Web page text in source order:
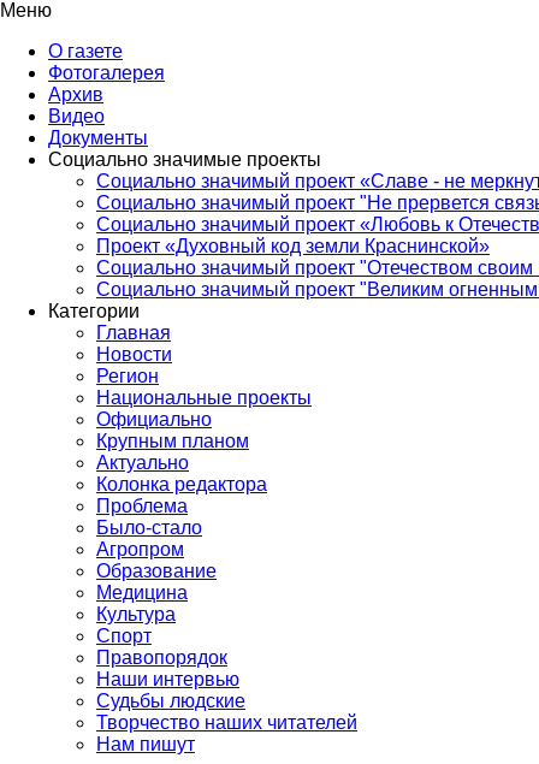
Меню
О газете
Фотогалерея
Архив
Видео
Документы
Социально значимые проекты
Социально значимый проект «Славе - не
Социально значимый проект "Не прервется
Социально значимый проект «Любовь к
Проект «Духовный код земли Краснинской»
Социально значимый проект "Отечеством своим
Социально значимый проект "Великим
Категории
Главная
Новости
Регион
Национальные проекты
Официально
Крупным планом
Актуально
Колонка редактора
Проблема
Было-стало
Агропром
Образование
Медицина
Культура
Спорт
Правопорядок
Наши интервью
Судьбы людские
Творчество наших читателей
Нам пишут